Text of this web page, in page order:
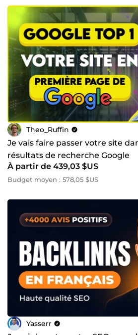
Theo_Ruffin
Je vais faire passer votre site
résultats de recherche Google
À partir de 439,03 $US
Budget moyen : 578,05 $US
Yasserr